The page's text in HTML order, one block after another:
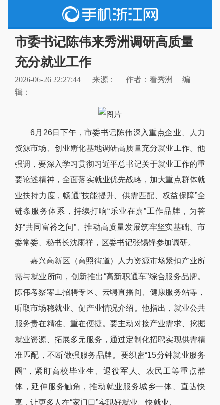
市委书记陈伟来秀洲调研高质量
充分就业工作
2026-06-26 22:27:44 来源： 作者：看秀洲
编
辑：
6月26日下午，市委书记陈伟深入重点企业、人力
资源市场、创业孵化基地调研高质量充分就业工作。他
强调，要深入学习贯彻习近平总书记关于就业工作的重
要论述精神，全面落实就业优先战略，加大重点群体就
业扶持力度，畅通“技能提升、供需匹配、权益保障”全
链条服务体系，持续打响“乐业在嘉”工作品牌，为答
好“共同富裕之问”、推动高质量发展筑牢坚实基础。市
委常委、秘书长沈雨祥，区委书记张锡锋参加调研。
嘉兴高新区（高照街道）人力资源市场紧扣产业所
需与就业所向，创新推出“高新职通车”综合服务品牌。
陈伟考察零工招聘专区、云聘直播间、健康服务站等，
听取市场稳就业、促产业情况介绍。他指出，就业公共
服务贵在精准、重在便捷。要主动对接产业需求、挖掘
就业资源、拓展多元服务，通过定制化招聘实现供需精
准匹配，不断做强服务品牌。要织密“15分钟就业服务
圈”，紧盯高校毕业生、退役军人、农民工等重点群
体，延伸服务触角，推动就业服务城乡一体、直达快
享，让更多人在“家门口”实现好就业、快就业。